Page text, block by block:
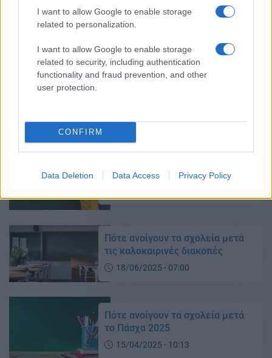
I want to allow Google to enable storage
related to personalization.
I want to allow Google to enable storage
related to security, including authentication
functionality and fraud prevention, and other
user protection.
CONFIRM
Data Deletion Data Access Privacy Policy
Πότε ανοίγουν τα σχολεία – Οι
αργίες της νέας χρονιάς
Σεπτέμβριο
Πότε ανοίγουν τα σχολεία μετά
τις καλοκαιρινές διακοπές
18/06/2025 - 07:00
Πότε ανοίγουν τα σχολεία μετά
το Πάσχα 2025
15/04/2025 - 10:13